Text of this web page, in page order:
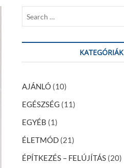
KATEGÓRIÁK
AJÁNLÓ (10)
EGÉSZSÉG (11)
EGYÉB (1)
ÉLETMÓD (21)
ÉPÍTKEZÉS – FELÚJÍTÁS (20)